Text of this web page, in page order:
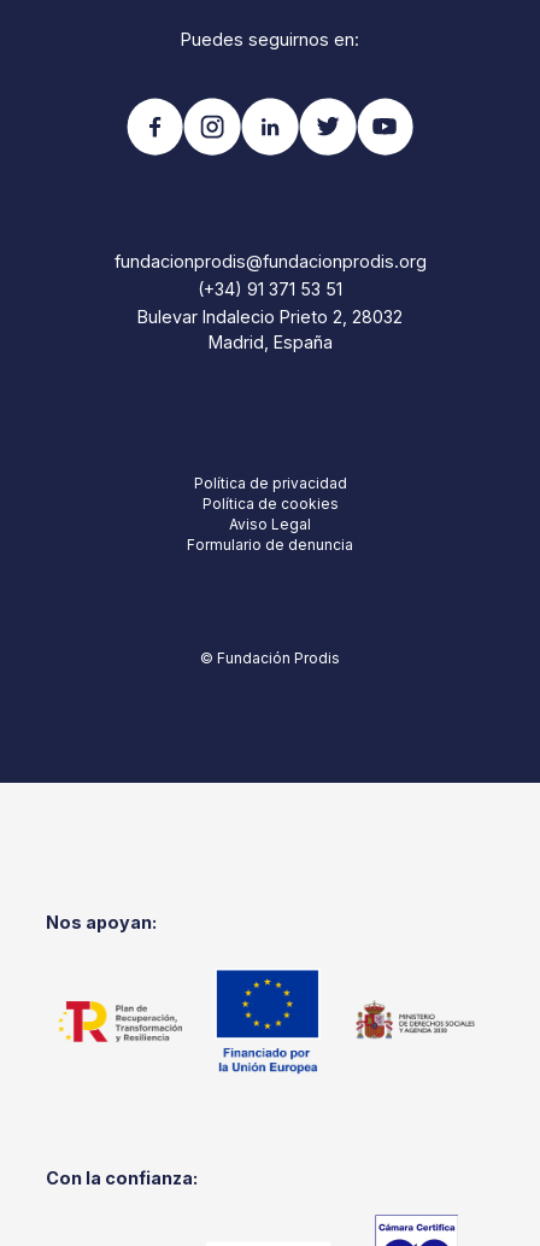
Puedes seguirnos en:
fundacionprodis@fundacionprodis.org
(+34) 91 371 53 51
Bulevar Indalecio Prieto 2, 28032
Madrid, España
Política de privacidad
Política de cookies
Aviso Legal
Formulario de denuncia
© Fundación Prodis
Nos apoyan:
Con la confianza: